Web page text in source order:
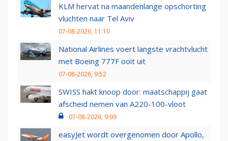
KLM hervat na maandenlange opschorting
vluchten naar Tel Aviv
07-08-2026, 11:10
National Airlines voert langste vrachtvlucht
met Boeing 777F ooit uit
07-08-2026, 9:52
SWISS hakt knoop door: maatschappij gaat
afscheid nemen van A220-100-vloot
07-08-2026, 9:09
easyJet wordt overgenomen door Apollo,